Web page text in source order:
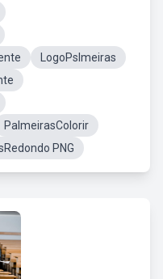
LogoPslmeiras
PalmeirasColorir
PNG